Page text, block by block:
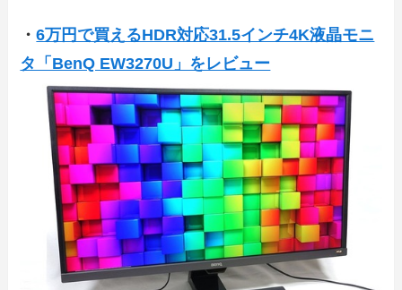
・6万円で買えるHDR対応31.5インチ4K液晶モニ
タ「BenQ EW3270U」をレビュー